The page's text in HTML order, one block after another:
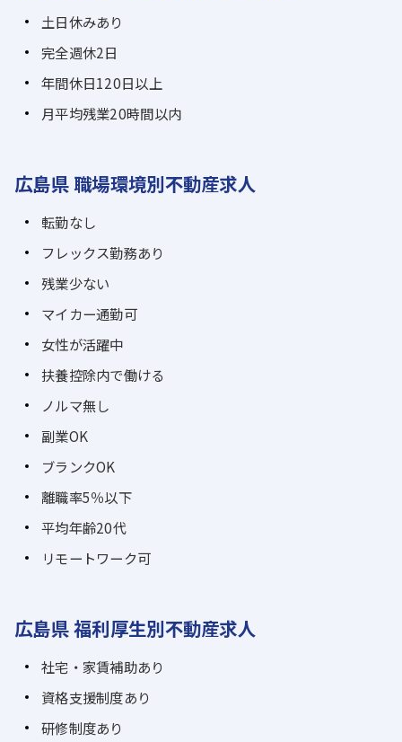
土日休みあり
完全週休2日
年間休日120日以上
月平均残業20時間以内
広島県 職場環境別不動産求人
転勤なし
フレックス勤務あり
残業少ない
マイカー通勤可
女性が活躍中
扶養控除内で働ける
ノルマ無し
副業OK
ブランクOK
離職率5％以下
平均年齢20代
リモートワーク可
広島県 福利厚生別不動産求人
社宅・家賃補助あり
資格支援制度あり
研修制度あり